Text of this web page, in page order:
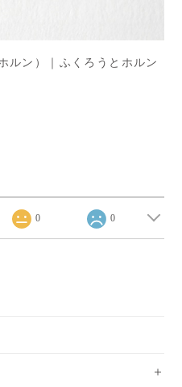
ルン）｜ふくろうとホルン
0 0